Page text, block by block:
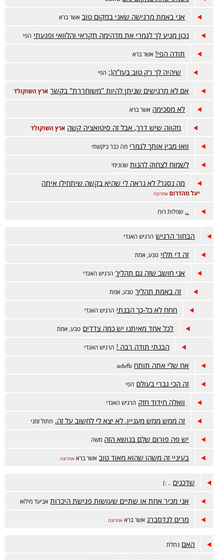
אני באמת מרגישה שאני במקום טוב אשר ברא
נכון מגיע לך לגמרי את מדהימה תקראי והלוואי ופגעתי הפי
תודה הפי! אשר ברא
שיהיה לך רק טוב בעז"ה(: הפי
אם לא מרגישים שניתן להיות "משוחררת" בקשר ארץ השוקולד
לא מסכימה אשר ברא
מקווה שיש דרך, אבל זה סיטואציה קשה ארץ השוקולד
וואו מבין אותך לגמרי מה כבר ביקשתי
לשמוח לצחוק להנות שנונימי
מה נסגר? לא נראה לי שהיא בקשה שיתחילו איתה
יעל מהדרום אחרונה
.. שפלות רוח
הבחור הרגיש הרגיש האגדי
זה די תלוי טבע, אמת
אני חושב שזה גם תהליך הרגיש האגדי
זה באמת תהליך טבע, אמת
חחח לא כל-כך הבנתי הרגיש האגדי
לכל אחד מאיתנו יש כמה צדדים טבע, אמת
הבנתי תודה רבה ! הרגיש האגדי
אח שלי אתה תותח advfb
זה הכי גברי בעולם הפי
וואלה חידוד חזק הרגיש האגדי
זה ממש ממש מעניין. לא יצא לי לחשוב על זה. חתול זמני
יש פה פורום שלם בנושא הזה משה
בעיניי זה משהו שהוא מאוד טוב אשר ברא אחרונה
שדכנים .. :)
אני מכיר אחת או שתיים שעושות פגישת היכרות אביעד מילוא
מרים לנדסברג אשר ברא אחרונה
האם נחלת